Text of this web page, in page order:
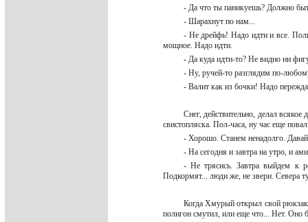
- Да что ты паникуешь? Должно
- Шарахнут по нам...
- Не дрейфь! Надо идти и все.
мощное. Надо идти.
- Да куда идти-то? Не видно ни
- Ну, ручей-то разглядим по-
- Валит как из бочки! Надо
Снег, действительно, делал
свистопляска. Пол-часа, ну час еще
- Хорошо. Станем ненадолго.
- На сегодня и завтра на утро, и
- Не трясись. Завтра выйдем к
Подкормят... люди же, не звери. Севера
Когда Хмурый открыл свой
полигон смутил, или еще что... Нет.